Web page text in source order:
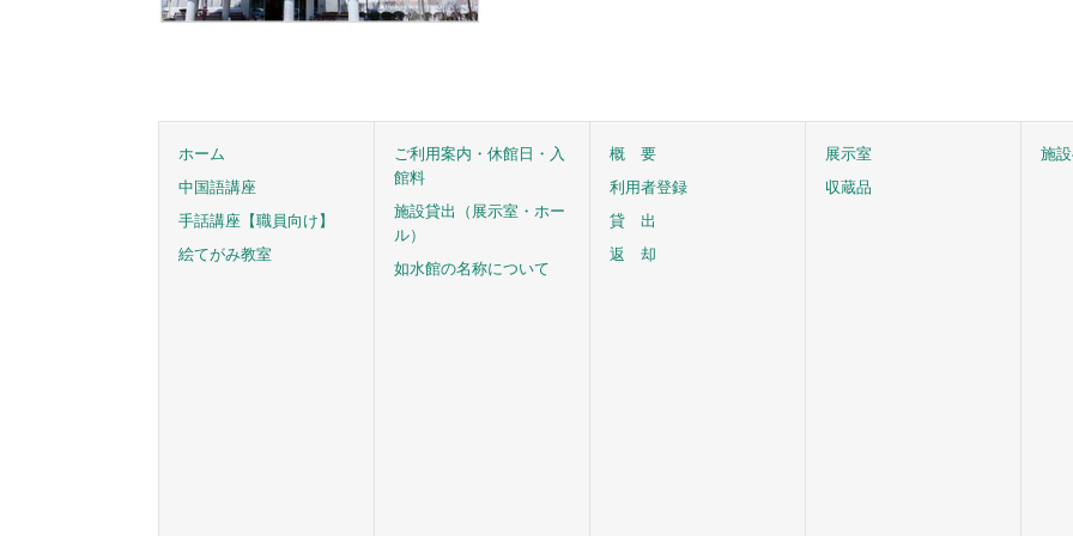
ホーム
中国語講座
手話講座【職員向け】
絵てがみ教室
ご利用案内・休館日・入
館料
施設貸出（展示室・ホー
ル）
如水館の名称について
概 要
利用者登録
貸 出
返 却
展示室
収蔵品
施